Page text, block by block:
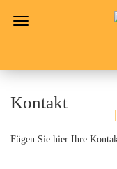
Kontakt
Fügen Sie hier Ihre